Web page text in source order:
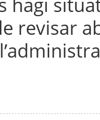
revisar